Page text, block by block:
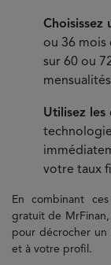
Choisissez
ou 36 mois
sur 60 ou
Utilisez les
votre taux
En combinant
gratuit de
pour décrocher
et à votre profil.